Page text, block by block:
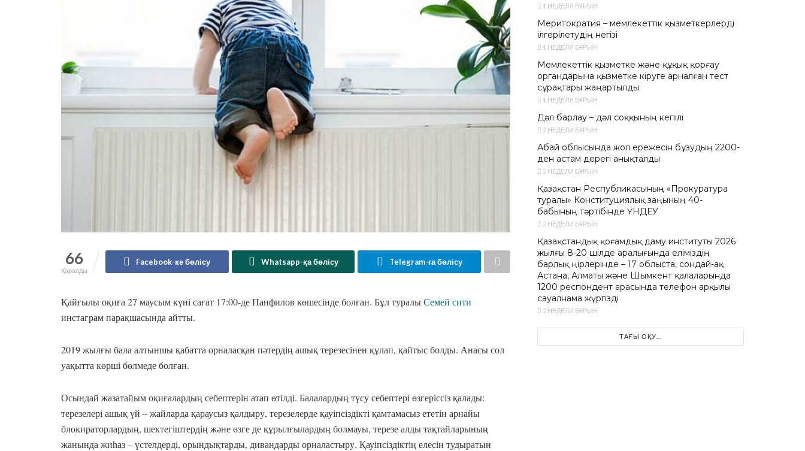
66
Қаралды
Facebook-ке бөлісу Whatsapp-қа бөлісу Telegram-ға бөлісу
Қайғылы оқиға 27 маусым күні сағат 17:00-де Панфилов көшесінде болған. Бұл туралыСемей сити
инстаграм парақшасында айтты.
2019 жылғы бала алтыншы қабатта орналасқан пәтердің ашық терезесінен құлап, қайтыс болды. Анасы сол
уақытта көрші бөлмеде болған.
Осындай жазатайым оқиғалардың себептерін атап өтілді. Балалардың түсу себептері өзгеріссіз қалады:
терезелері ашық үй – жайларда қараусыз қалдыру, терезелерде қауіпсіздікті қамтамасыз ететін арнайы
блокираторлардың, шектегіштердің және өзге де құрылғылардың болмауы, терезе алды тақтайларының
жанында жиһаз – үстелдерді, орындықтарды, дивандарды орналастыру. Қауіпсіздіктің елесін тудыратын
1 НЕДЕЛЯ БҰРЫН
Меритократия – мемлекеттік қызметкерлерді
ілгерілетудің негізі
1 НЕДЕЛЯ БҰРЫН
Мемлекеттік қызметке және құқық қорғау
органдарына қызметке кіруге арналған тест
сұрақтары жаңартылды
1 НЕДЕЛЯ БҰРЫН
Дәл барлау – дәл соққының кепілі
2 НЕДЕЛИ БҰРЫН
Абай облысында жол ережесін бұзудың 2200-
ден астам дерегі анықталды
2 НЕДЕЛИ БҰРЫН
Қазақстан Республикасының «Прокуратура
туралы» Конституциялық заңының 40-
бабының тәртібінде ҮНДЕУ
2 НЕДЕЛИ БҰРЫН
Қазақстандық қоғамдық даму институты 2026
жылғы 8-20 шілде аралығында еліміздің
барлық өңірлерінде – 17 облыста, сондай-ақ
Астана, Алматы және Шымкент қалаларында
1200 респондент арасында телефон арқылы
сауалнама жүргізді
2 НЕДЕЛИ БҰРЫН
ТАҒЫ ОҚУ...